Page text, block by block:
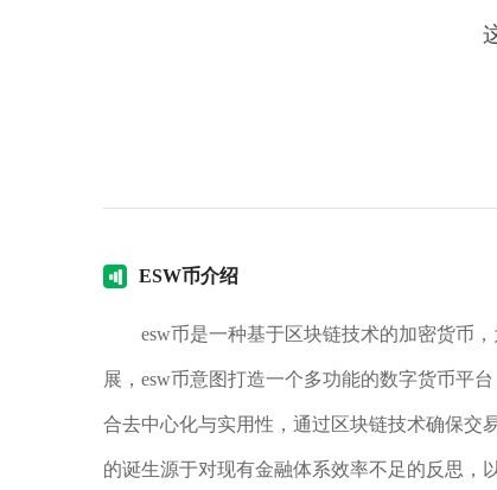
ESW币介绍
esw币是一种基于区块链技术的加密货币
展，esw币意图打造一个多功能的数字货币平
合去中心化与实用性，通过区块链技术确保交
的诞生源于对现有金融体系效率不足的反思，